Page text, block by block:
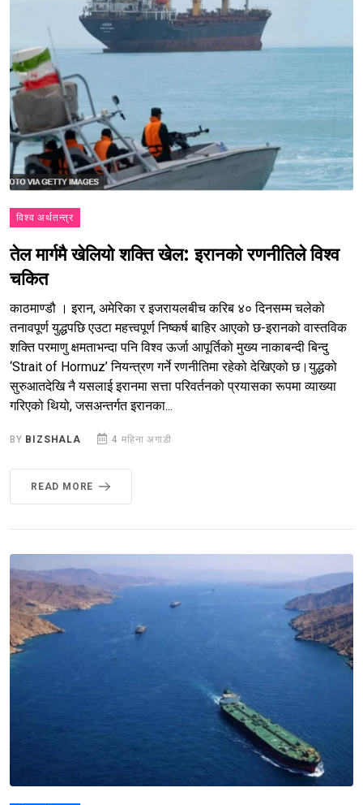
विश्व अर्थतन्त्र
तेल मार्गमै खेलियो शक्ति खेल: इरानको रणनीतिले विश्व
चकित
काठमाण्डौ । इरान, अमेरिका र इजरायलबीच करिब ४० दिनसम्म चलेको
तनावपूर्ण युद्धपछि एउटा महत्त्वपूर्ण निष्कर्ष बाहिर आएको छ-इरानको वास्तविक
शक्ति परमाणु क्षमताभन्दा पनि विश्व ऊर्जा आपूर्तिको मुख्य नाकाबन्दी बिन्दु
‘Strait of Hormuz’ नियन्त्रण गर्ने रणनीतिमा रहेको देखिएको छ।युद्धको
सुरुआतदेखि नै यसलाई इरानमा सत्ता परिवर्तनको प्रयासका रूपमा व्याख्या
गरिएको थियो, जसअन्तर्गत इरानका...
BY BIZSHALA 4 महिना अगाडी
READ MORE